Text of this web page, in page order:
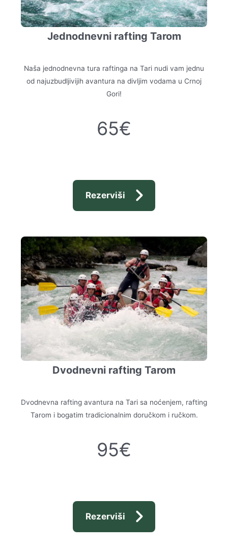
Jednodnevni rafting Tarom
Naša jednodnevna tura raftinga na Tari nudi vam jednu
od najuzbudljivijih avantura na divljim vodama u Crnoj
Gori!
65€
Rezerviši
Dvodnevni rafting Tarom
Dvodnevna rafting avantura na Tari sa noćenjem, rafting
Tarom i bogatim tradicionalnim doručkom i ručkom.
95€
Rezerviši